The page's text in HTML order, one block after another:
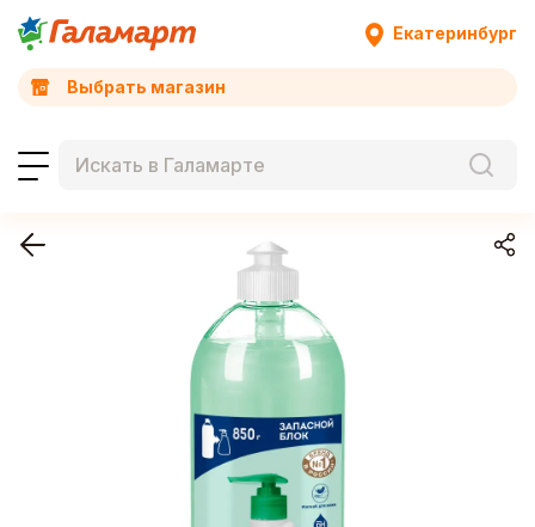
Екатеринбург
Выбрать магазин